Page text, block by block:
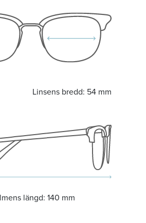
Linsens bredd: 54 mm
längd: 140 mm